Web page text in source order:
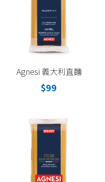
Agnesi 義大利直麵
$99